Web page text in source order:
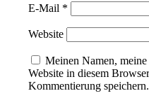
E-Mail *
Website
Meinen Namen,
Website in diesem
Kommentierung speichern.